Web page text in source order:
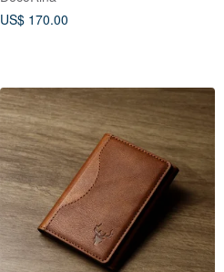
US$ 170.00